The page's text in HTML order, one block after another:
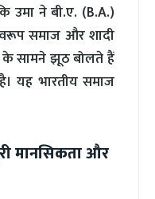
उमा ने बी.ए. (B.A.)
समाज और शादी
के सामने झूठ बोलते हैं
यह भारतीय समाज
मानसिकता और